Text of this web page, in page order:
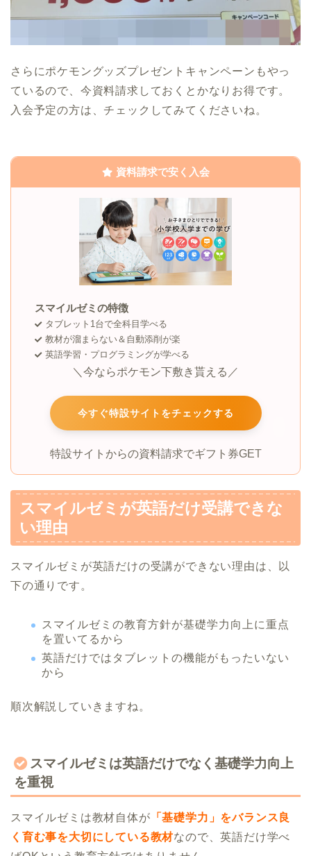
さらにポケモングッズプレゼントキャンペーンもやっ
ているので、今資料請求しておくとかなりお得です。
入会予定の方は、チェックしてみてくださいね。
資料請求で安く入会
スマイルゼミの特徴
タブレット1台で全科目学べる
教材が溜まらない＆自動添削が楽
英語学習・プログラミングが学べる
＼今ならポケモン下敷き貰える／
今すぐ特設サイトをチェックする
特設サイトからの資料請求でギフト券GET
スマイルゼミが英語だけ受講できな
い理由
スマイルゼミが英語だけの受講ができない理由は、以
下の通りです。
スマイルゼミの教育方針が基礎学力向上に重点
を置いてるから
英語だけではタブレットの機能がもったいない
から
順次解説していきますね。
スマイルゼミは英語だけでなく基礎学力向上
を重視
スマイルゼミは教材自体が 「基礎学力」をバランス良
く育む事を大切にしている教材なので、英語だけ学べ